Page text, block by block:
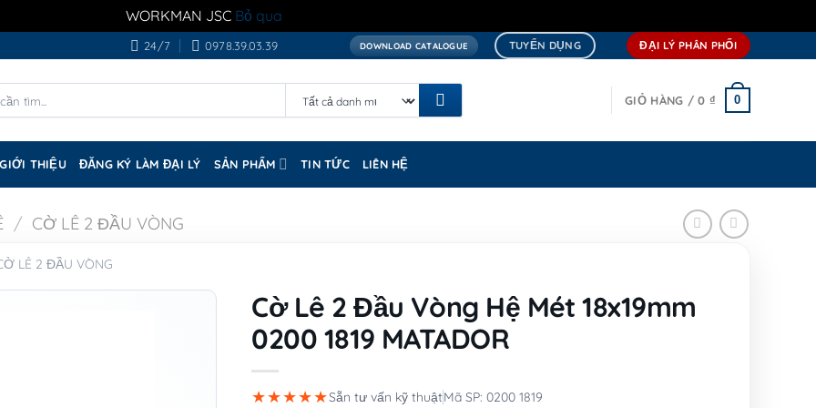
WORKMAN JSC Bỏ qua
24/7 0978.39.03.39 DOWNLOAD CATALOGUE TUYỂN DỤNG ĐẠI LÝ PHÂN PHỐI
GIỎ HÀNG /0 ₫ 0
GIỚI THIỆU ĐĂNG KÝ LÀM ĐẠI LÝ SẢN PHẨM TIN TỨC LIÊN HỆ
/ CỜ LÊ 2 ĐẦU VÒNG
LÊ 2 ĐẦU VÒNG
Cờ Lê 2 Đầu Vòng Hệ Mét 18x19mm
0200 1819 MATADOR
★★★★★Sẵn tư vấn kỹ thuậtMã SP: 0200 1819